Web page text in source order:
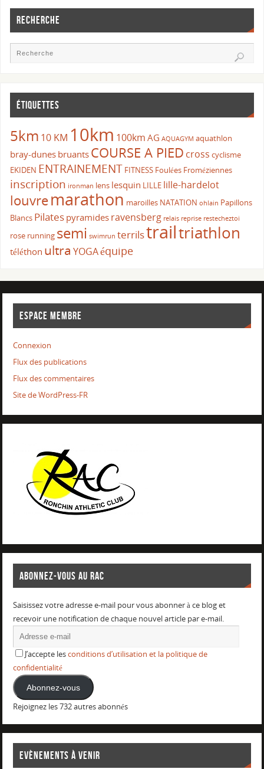
RECHERCHE
ÉTIQUETTES
5km 10 KM 10km 100km AG AQUAGYM aquathlon
bray-dunes bruants COURSE A PIED cross cyclisme
EKIDEN ENTRAINEMENT FITNESS Foulées Froméziennes
inscription ironman lens lesquin LILLE lille-hardelot
louvremarathon maroilles NATATION ohlain Papillons
Blancs Pilates pyramides ravensberg relais reprise restecheztoi
rose running semi swimrun terrilstrailtriathlon
téléthon ultra YOGAéquipe
ESPACE MEMBRE
Connexion
Flux des publications
Flux des commentaires
Site de WordPress-FR
ABONNEZ-VOUS AU RAC
Saisissez votre adresse e-mail pour vous abonner à ce blog et
recevoir une notification de chaque nouvel article par e-mail.
J’accepte lesconditions d’utilisation et la politique de
confidentialité
Abonnez-vous
Rejoignez les 732 autres abonnés
EVÈNEMENTS À VENIR